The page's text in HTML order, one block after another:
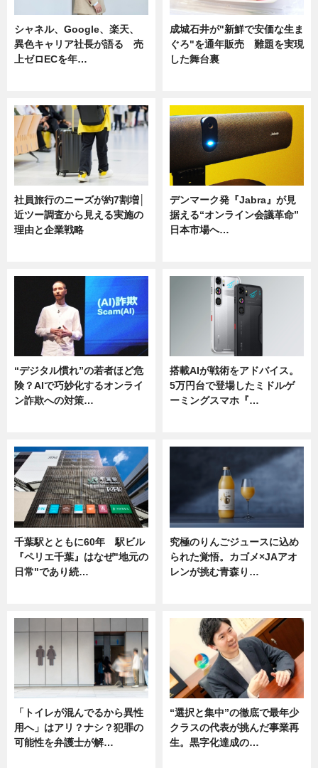
シャネル、Google、楽天、
異色キャリア社長が語る 売
上ゼロECを年…
成城石井が"新鮮で安価な生ま
ぐろ"を通年販売 難題を実現
した舞台裏
社員旅行のニーズが約7割増│
近ツー調査から見える実施の
理由と企業戦略
デンマーク発『Jabra』が見
据える“オンライン会議革命”
日本市場へ…
“デジタル慣れ”の若者ほど危
険？AIで巧妙化するオンライ
ン詐欺への対策…
搭載AIが戦術をアドバイス。
5万円台で登場したミドルゲ
ーミングスマホ『…
千葉駅とともに60年 駅ビル
『ペリエ千葉』はなぜ"地元の
日常"であり続…
究極のりんごジュースに込め
られた覚悟。カゴメ×JAアオ
レンが挑む青森り…
「トイレが混んでるから異性
用へ」はアリ？ナシ？犯罪の
可能性を弁護士が解…
“選択と集中”の徹底で最年少
クラスの代表が挑んだ事業再
生。黒字化達成の…